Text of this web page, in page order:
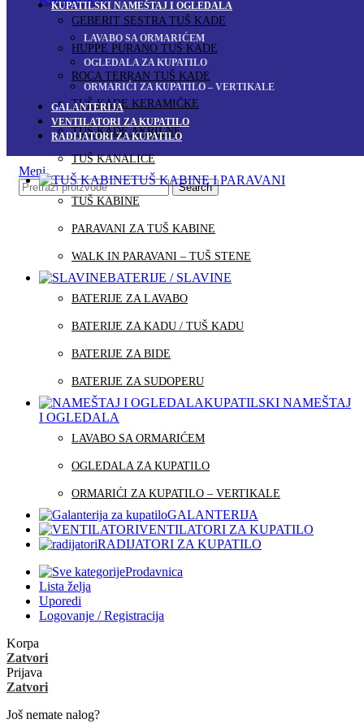
KUPATILSKI NAMEŠTAJ I OGLEDALA
LAVABO SA ORMARIĆEM
OGLEDALA ZA KUPATILO
ORMARIĆI ZA KUPATILO – VERTIKALE
GALANTERIJA
VENTILATORI ZA KUPATILO
RADIJATORI ZA KUPATILO
Meni
Search
GEBERIT SESTRA TUŠ KADE
HUPPE PURANO TUŠ KADE
ROCA TERRAN TUŠ KADE
TUŠ KADE KERAMIČKE
TUŠ KADE AKRILNE
TUŠ KANALICE
TUŠ KABINE I PARAVANI
TUŠ KABINE
PARAVANI ZA TUŠ KABINE
WALK IN PARAVANI – TUŠ STENE
BATERIJE / SLAVINE
BATERIJE ZA LAVABO
BATERIJE ZA KADU / TUŠ KADU
BATERIJE ZA BIDE
BATERIJE ZA SUDOPERU
KUPATILSKI NAMEŠTAJ
I OGLEDALA
LAVABO SA ORMARIĆEM
OGLEDALA ZA KUPATILO
ORMARIĆI ZA KUPATILO – VERTIKALE
GALANTERIJA
VENTILATORI ZA KUPATILO
RADIJATORI ZA KUPATILO
Prodavnica
Lista želja
Uporedi
Logovanje / Registracija
Korpa
Zatvori
Prijava
Zatvori
Još nemate nalog?